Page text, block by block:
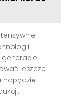
generacje
jeszcze
napędzie